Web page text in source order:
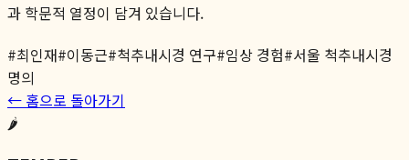
과 학문적 열정이 담겨 있습니다.
#최인재#이동근#척추내시경 연구#임상 경험#서울 척추내시경
명의
← 홈으로 돌아가기
🌶️